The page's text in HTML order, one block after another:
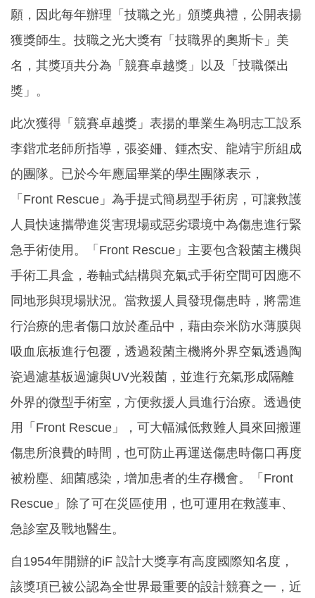
願，因此每年辦理「技職之光」頒獎典禮，公開表揚
獲獎師生。技職之光大獎有「技職界的奧斯卡」美
名，其獎項共分為「競賽卓越獎」以及「技職傑出
獎」。
此次獲得「競賽卓越獎」表揚的畢業生為明志工設系
李鍇朮老師所指導，張姿姍、鍾杰安、龍靖宇所組成
的團隊。已於今年應屆畢業的學生團隊表示，
「Front Rescue」為手提式簡易型手術房，可讓救護
人員快速攜帶進災害現場或惡劣環境中為傷患進行緊
急手術使用。「Front Rescue」主要包含殺菌主機與
手術工具盒，卷軸式結構與充氣式手術空間可因應不
同地形與現場狀況。當救援人員發現傷患時，將需進
行治療的患者傷口放於產品中，藉由奈米防水薄膜與
吸血底板進行包覆，透過殺菌主機將外界空氣透過陶
瓷過濾基板過濾與UV光殺菌，並進行充氣形成隔離
外界的微型手術室，方便救援人員進行治療。透過使
用「Front Rescue」，可大幅減低救難人員來回搬運
傷患所浪費的時間，也可防止再運送傷患時傷口再度
被粉塵、細菌感染，增加患者的生存機會。「Front
Rescue」除了可在災區使用，也可運用在救護車、
急診室及戰地醫生。
自1954年開辦的iF 設計大獎享有高度國際知名度，
該獎項已被公認為全世界最重要的設計競賽之一，近